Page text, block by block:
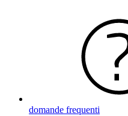
domande frequenti